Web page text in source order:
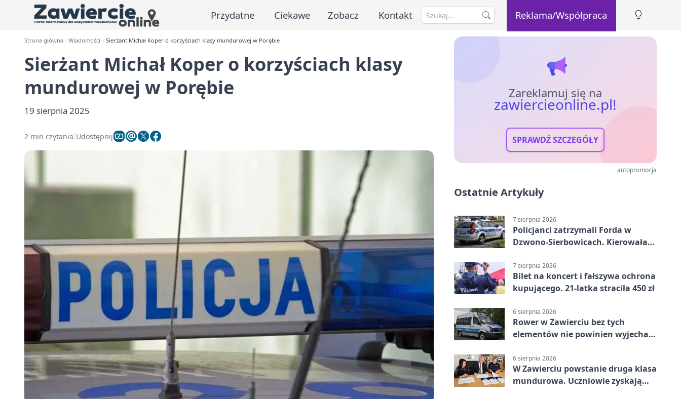
Przydatne Ciekawe Zobacz Kontakt Reklama/Współpraca
Strona główna Wiadomości Sierżant Michał Koper o korzyściach klasy mundurowej w Porębie
Sierżant Michał Koper o korzyściach klasy
mundurowej w Porębie
19 sierpnia 2025
2 min czytania Udostępnij
Zareklamuj się na
zawiercieonline.pl!
SPRAWDŹ SZCZEGÓŁY
autopromocja
Ostatnie Artykuły
7 sierpnia 2026
Policjanci zatrzymali Forda w
Dzwono-Sierbowicach. Kierowała
7 sierpnia 2026
Bilet na koncert i fałszywa ochrona
kupującego. 21-latka straciła 450 zł
6 sierpnia 2026
Rower w Zawierciu bez tych
elementów nie powinien wyjechać
6 sierpnia 2026
W Zawierciu powstanie druga klasa
mundurowa. Uczniowie zyskają